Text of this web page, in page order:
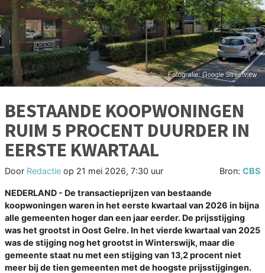
BESTAANDE KOOPWONINGEN
RUIM 5 PROCENT DUURDER IN
EERSTE KWARTAAL
Door Redactie op 21 mei 2026, 7:30 uur Bron: CBS
NEDERLAND - De transactieprijzen van bestaande
koopwoningen waren in het eerste kwartaal van 2026 in bijna
alle gemeenten hoger dan een jaar eerder. De prijsstijging
was het grootst in Oost Gelre. In het vierde kwartaal van 2025
was de stijging nog het grootst in Winterswijk, maar die
gemeente staat nu met een stijging van 13,2 procent niet
meer bij de tien gemeenten met de hoogste prijsstijgingen.